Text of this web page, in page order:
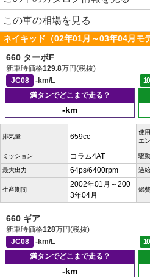
この車の相場を見る
ネイキッド（02年01月～03年04月モ
660 ターボF
新車時価格129.8万円(税抜)
JC08
-km/L
満タンでどこまで走る？
-km
排気量 659cc
使
エ
ミッション コラム4AT 駆
最大出力 64ps/6400rpm 過
生産期間
2002年01月～200
3年04月
燃
660 ギア
新車時価格128万円(税抜)
JC08
-km/L
満タンでどこまで走る？
-km